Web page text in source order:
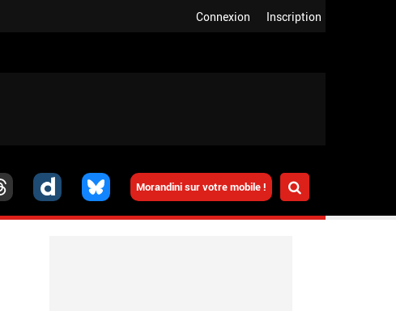
Inscription
Connexion
Morandini sur votre mobile !